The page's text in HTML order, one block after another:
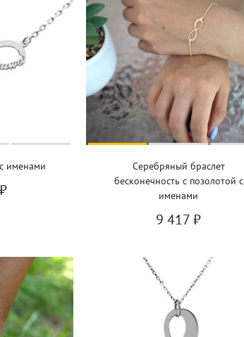
именами
₽
Серебряный браслет
бесконечность с позолотой с
именами
9 417 ₽